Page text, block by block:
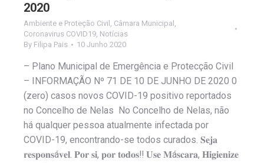
2020
Ambiente e Proteção Civil , Câmara Municipal ,
Coronavirus COVID19, Notícias
By Filipa Pais 10 Junho 2020
– Plano Municipal de Emergência e Protecção Civil
– INFORMAÇÃO Nº 71 DE 10 DE JUNHO DE 2020 0
(zero) casos novos COVID-19 positivo reportados
no Concelho de Nelas No Concelho de Nelas, não
há qualquer pessoa atualmente infectada por
COVID-19, encontrando-se todos curados. 𝐒𝐞𝐣𝐚
𝐫𝐞𝐬𝐩𝐨𝐧𝐬á𝐯𝐞𝐥. 𝐏𝐨𝐫 𝐬𝐢, 𝐩𝐨𝐫 𝐭𝐨𝐝𝐨𝐬‼️ 𝐔𝐬𝐞 𝐌á𝐬𝐜𝐚𝐫𝐚, 𝐇𝐢𝐠𝐢𝐞𝐧𝐢𝐳𝐞